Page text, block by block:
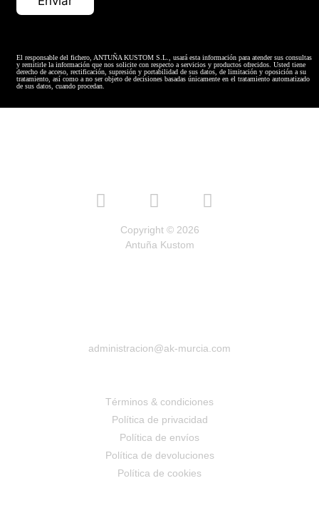
El responsable del fichero, ANTUÑA KUSTOM S.L., usará esta información para atender sus consultas
y remitirle la información que nos solicite con respecto a servicios y productos ofrecidos. Usted tiene
derecho de acceso, rectificación, supresión y portabilidad de sus datos, de limitación y oposición a su
tratamiento, así como a no ser objeto de decisiones basadas únicamente en el tratamiento automatizado
de sus datos, cuando procedan.
Copyright © 2026
Antuña Kustom
administracion@ak-murcia.com
Términos & condiciones
Política de privacidad
Política de envíos
Política de devoluciones
Política de cookies